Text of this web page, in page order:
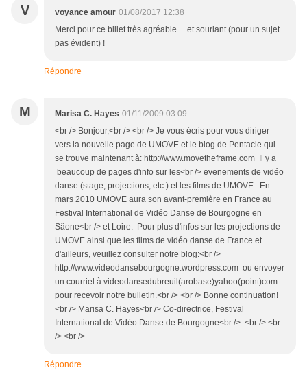
V voyance amour 01/08/2017 12:38
Merci pour ce billet très agréable… et souriant (pour un sujet
pas évident) !
Répondre
M Marisa C. Hayes 01/11/2009 03:09
<br /> Bonjour,<br /> <br /> Je vous écris pour vous diriger
vers la nouvelle page de UMOVE et le blog de Pentacle qui
se trouve maintenant à: http://www.movetheframe.com Il y a
beaucoup de pages d'info sur les<br /> evenements de vidéo
danse (stage, projections, etc.) et les films de UMOVE. En
mars 2010 UMOVE aura son avant-première en France au
Festival International de Vidéo Danse de Bourgogne en
Sâone<br /> et Loire. Pour plus d'infos sur les projections de
UMOVE ainsi que les films de vidéo danse de France et
d'ailleurs, veuillez consulter notre blog:<br />
http://www.videodansebourgogne.wordpress.com ou envoyer
un courriel à videodansedubreuil(arobase)yahoo(point)com
pour recevoir notre bulletin.<br /> <br /> Bonne continuation!
<br /> Marisa C. Hayes<br /> Co-directrice, Festival
International de Vidéo Danse de Bourgogne<br /> <br /> <br
/> <br />
Répondre